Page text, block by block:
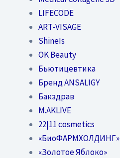
LIFECODE
ART-VISAGE
ShineIs
OK Beauty
Бьютицевтика
Бренд ANSALIGY
Бакздрав
M.AKLIVE
22|11 cosmetics
«БиоФАРМХОЛДИНГ»
«Золотое Яблоко»